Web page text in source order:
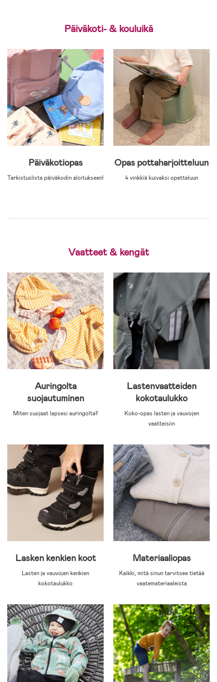
Päiväkoti- & kouluikä
Päiväkotiopas
Tarkistuslista päiväkodin aloitukseen!
Opas pottaharjoitteluun
4 vinkkiä kuivaksi opetteluun
Vaatteet & kengät
Auringolta
suojautuminen
Miten suojaat lapsesi auringolta?
Lastenvaatteiden
kokotaulukko
Koko-opas lasten ja vauvojen
vaatteisiin
Lasken kenkien koot
Lasten ja vauvojen kenkien
kokotaulukko
Materiaaliopas
Kaikki, mitä sinun tarvitsee tietää
vaatemateriaaleista